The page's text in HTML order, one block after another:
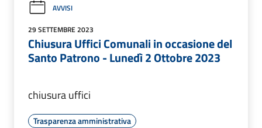
AVVISI
29 SETTEMBRE 2023
Chiusura Uffici Comunali in occasione del
Santo Patrono - Lunedì 2 Ottobre 2023
chiusura uffici
Trasparenza amministrativa